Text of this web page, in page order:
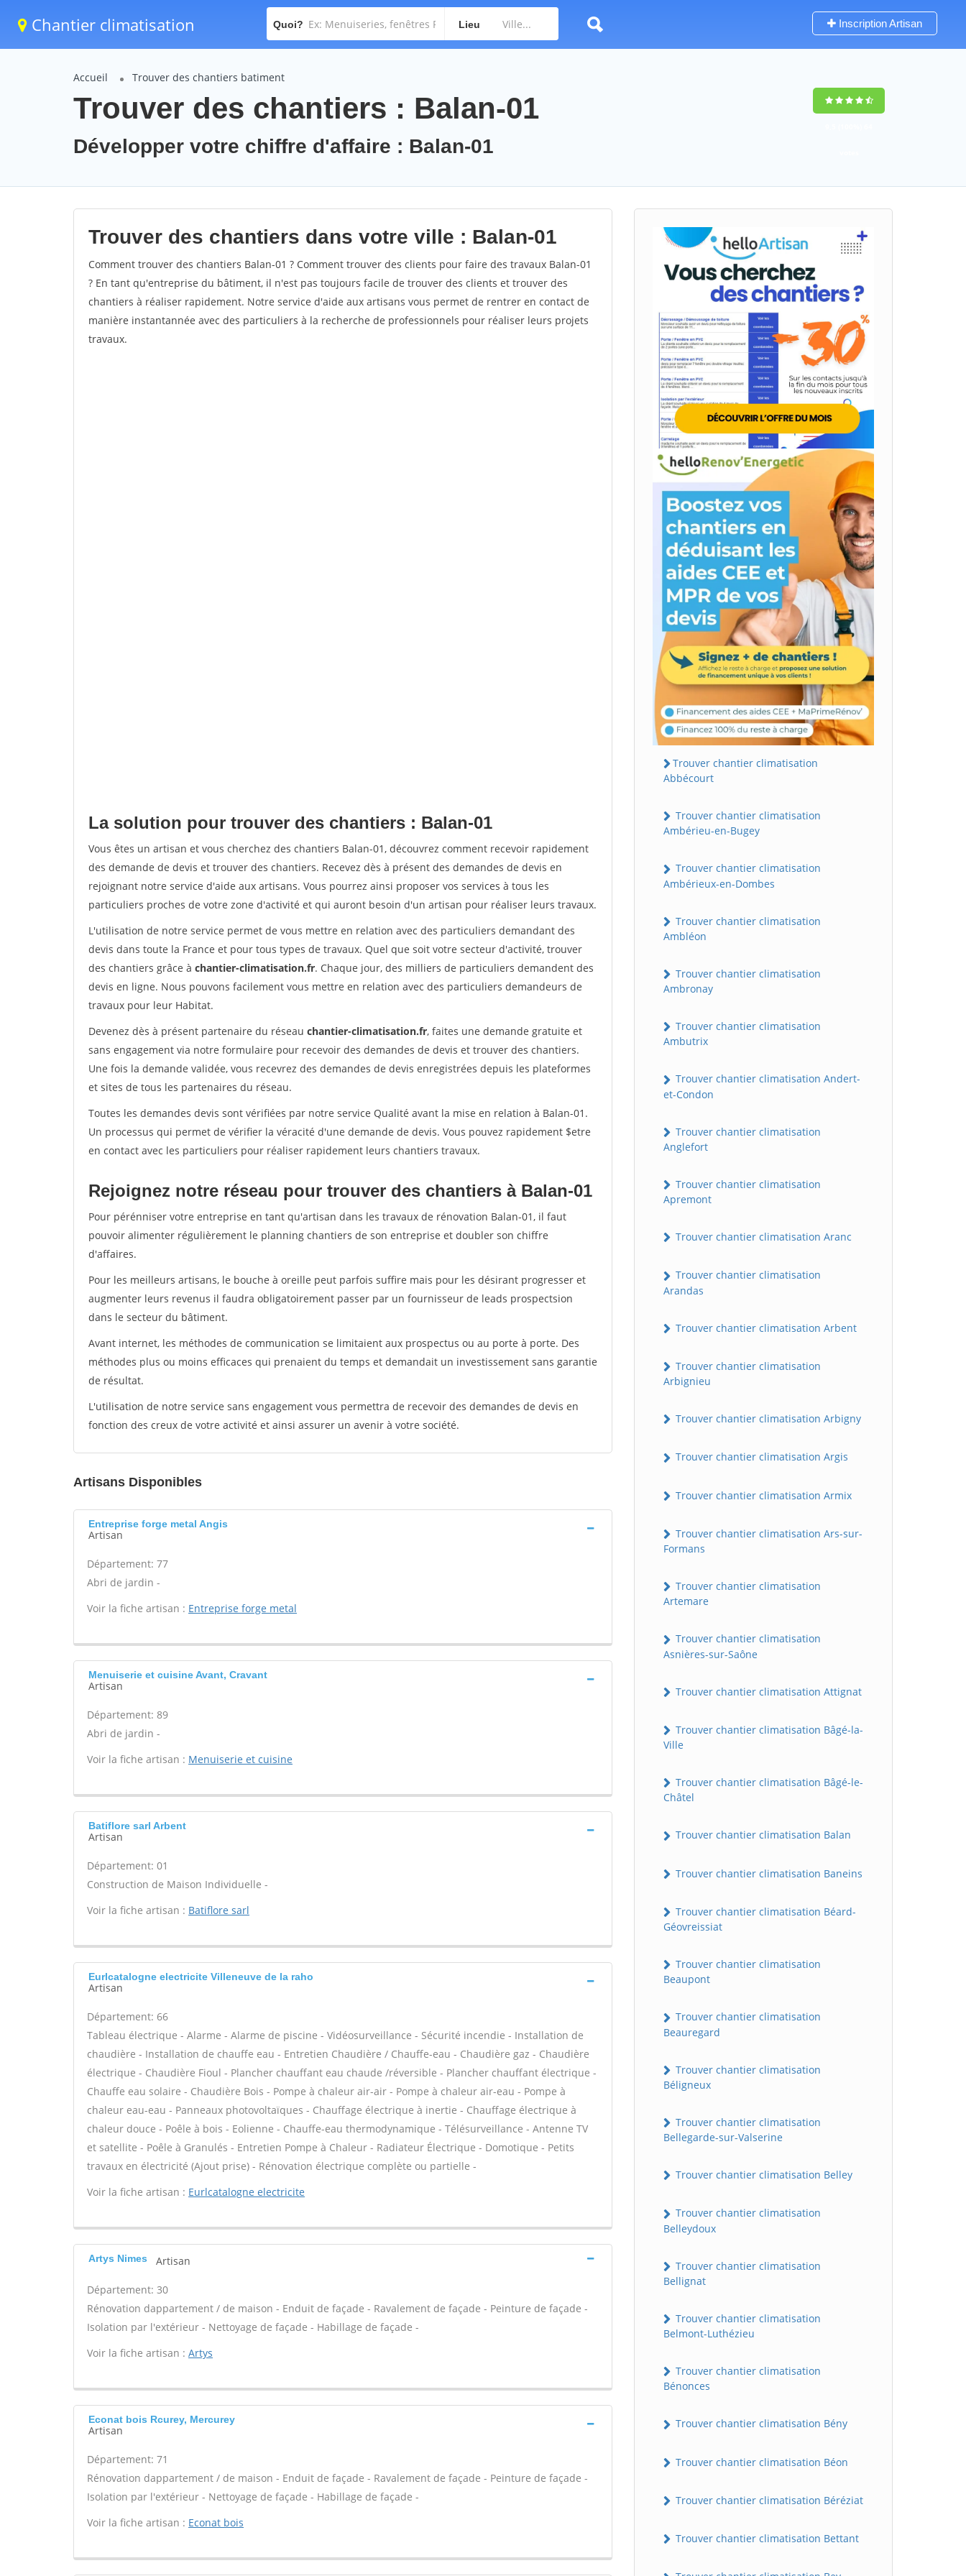
Chantier climatisation Quoi? Lieu Inscription Artisan
Accueil Trouver des chantiers batiment
Trouver des chantiers : Balan-01
Développer votre chiffre d'affaire : Balan-01
Trouver des chantiers dans votre ville : Balan-01
Comment trouver des chantiers Balan-01 ? Comment trouver des clients pour faire des travaux Balan-01
? En tant qu'entreprise du bâtiment, il n'est pas toujours facile de trouver des clients et trouver des
chantiers à réaliser rapidement. Notre service d'aide aux artisans vous permet de rentrer en contact de
manière instantannée avec des particuliers à la recherche de professionnels pour réaliser leurs projets
travaux.
La solution pour trouver des chantiers : Balan-01
Vous êtes un artisan et vous cherchez des chantiers Balan-01, découvrez comment recevoir rapidement
des demande de devis et trouver des chantiers. Recevez dès à présent des demandes de devis en
rejoignant notre service d'aide aux artisans. Vous pourrez ainsi proposer vos services à tous les
particuliers proches de votre zone d'activité et qui auront besoin d'un artisan pour réaliser leurs travaux.
L'utilisation de notre service permet de vous mettre en relation avec des particuliers demandant des
devis dans toute la France et pour tous types de travaux. Quel que soit votre secteur d'activité, trouver
des chantiers grâce à chantier-climatisation.fr. Chaque jour, des milliers de particuliers demandent des
devis en ligne. Nous pouvons facilement vous mettre en relation avec des particuliers demandeurs de
travaux pour leur Habitat.
Devenez dès à présent partenaire du réseau chantier-climatisation.fr, faites une demande gratuite et
sans engagement via notre formulaire pour recevoir des demandes de devis et trouver des chantiers.
Une fois la demande validée, vous recevrez des demandes de devis enregistrées depuis les plateformes
et sites de tous les partenaires du réseau.
Toutes les demandes devis sont vérifiées par notre service Qualité avant la mise en relation à Balan-01.
Un processus qui permet de vérifier la véracité d'une demande de devis. Vous pouvez rapidement $etre
en contact avec les particuliers pour réaliser rapidement leurs chantiers travaux.
Rejoignez notre réseau pour trouver des chantiers à Balan-01
Pour pérénniser votre entreprise en tant qu'artisan dans les travaux de rénovation Balan-01, il faut
pouvoir alimenter régulièrement le planning chantiers de son entreprise et doubler son chiffre
d'affaires.
Pour les meilleurs artisans, le bouche à oreille peut parfois suffire mais pour les désirant progresser et
augmenter leurs revenus il faudra obligatoirement passer par un fournisseur de leads prospectsion
dans le secteur du bâtiment.
Avant internet, les méthodes de communication se limitaient aux prospectus ou au porte à porte. Des
méthodes plus ou moins efficaces qui prenaient du temps et demandait un investissement sans garantie
de résultat.
L'utilisation de notre service sans engagement vous permettra de recevoir des demandes de devis en
fonction des creux de votre activité et ainsi assurer un avenir à votre société.
Artisans Disponibles
Entreprise forge metal Angis
Artisan
Département: 77
Abri de jardin -
Voir la fiche artisan : Entreprise forge metal
Menuiserie et cuisine Avant, Cravant
Artisan
Département: 89
Abri de jardin -
Voir la fiche artisan : Menuiserie et cuisine
Batiflore sarl Arbent
Artisan
Département: 01
Construction de Maison Individuelle -
Voir la fiche artisan : Batiflore sarl
Eurlcatalogne electricite Villeneuve de la raho
Artisan
Département: 66
Tableau électrique - Alarme - Alarme de piscine - Vidéosurveillance - Sécurité incendie - Installation de
chaudière - Installation de chauffe eau - Entretien Chaudière / Chauffe-eau - Chaudière gaz - Chaudière
électrique - Chaudière Fioul - Plancher chauffant eau chaude /réversible - Plancher chauffant électrique -
Chauffe eau solaire - Chaudière Bois - Pompe à chaleur air-air - Pompe à chaleur air-eau - Pompe à
chaleur eau-eau - Panneaux photovoltaïques - Chauffage électrique à inertie - Chauffage électrique à
chaleur douce - Poêle à bois - Eolienne - Chauffe-eau thermodynamique - Télésurveillance - Antenne TV
et satellite - Poêle à Granulés - Entretien Pompe à Chaleur - Radiateur Électrique - Domotique - Petits
travaux en électricité (Ajout prise) - Rénovation électrique complète ou partielle -
Voir la fiche artisan : Eurlcatalogne electricite
Artys Nimes Artisan
Département: 30
Rénovation dappartement / de maison - Enduit de façade - Ravalement de façade - Peinture de façade -
Isolation par l'extérieur - Nettoyage de façade - Habillage de façade -
Voir la fiche artisan : Artys
Econat bois Rcurey, Mercurey
Artisan
Département: 71
Rénovation dappartement / de maison - Enduit de façade - Ravalement de façade - Peinture de façade -
Isolation par l'extérieur - Nettoyage de façade - Habillage de façade -
Voir la fiche artisan : Econat bois
Trouver chantier climatisation
Abbécourt
Trouver chantier climatisation
Ambérieu-en-Bugey
Trouver chantier climatisation
Ambérieux-en-Dombes
Trouver chantier climatisation
Ambléon
Trouver chantier climatisation
Ambronay
Trouver chantier climatisation
Ambutrix
Trouver chantier climatisation Andert-
et-Condon
Trouver chantier climatisation
Anglefort
Trouver chantier climatisation
Apremont
Trouver chantier climatisation Aranc
Trouver chantier climatisation
Arandas
Trouver chantier climatisation Arbent
Trouver chantier climatisation
Arbignieu
Trouver chantier climatisation Arbigny
Trouver chantier climatisation Argis
Trouver chantier climatisation Armix
Trouver chantier climatisation Ars-sur-
Formans
Trouver chantier climatisation
Artemare
Trouver chantier climatisation
Asnières-sur-Saône
Trouver chantier climatisation Attignat
Trouver chantier climatisation Bâgé-la-
Ville
Trouver chantier climatisation Bâgé-le-
Châtel
Trouver chantier climatisation Balan
Trouver chantier climatisation Baneins
Trouver chantier climatisation Béard-
Géovreissiat
Trouver chantier climatisation
Beaupont
Trouver chantier climatisation
Beauregard
Trouver chantier climatisation
Béligneux
Trouver chantier climatisation
Bellegarde-sur-Valserine
Trouver chantier climatisation Belley
Trouver chantier climatisation
Belleydoux
Trouver chantier climatisation
Bellignat
Trouver chantier climatisation
Belmont-Luthézieu
Trouver chantier climatisation
Bénonces
Trouver chantier climatisation Bény
Trouver chantier climatisation Béon
Trouver chantier climatisation Béréziat
Trouver chantier climatisation Bettant